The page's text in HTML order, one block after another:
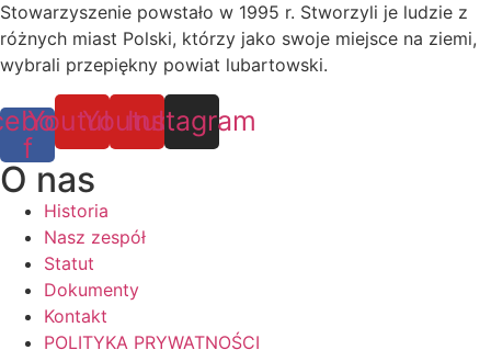
Stowarzyszenie powstało w 1995 r. Stworzyli je ludzie z
różnych miast Polski, którzy jako swoje miejsce na ziemi,
wybrali przepiękny powiat lubartowski.
f
YoutubeYoutube
Instagram
O nas
Historia
Nasz zespół
Statut
Dokumenty
Kontakt
POLITYKA PRYWATNOŚCI